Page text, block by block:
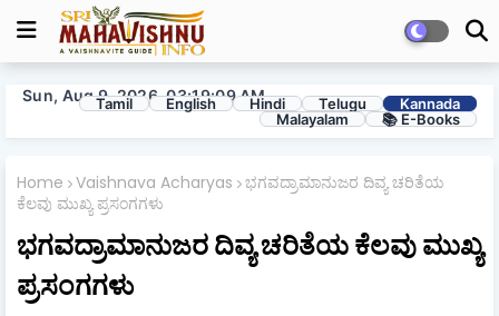
Sun, Aug 9, 2026, 03:19:11 AM
Tamil English Hindi Telugu
Kannada
Malayalam
📚 E-Books
Home Vaishnava Acharyas ಭಗವದ್ರಾಮಾನುಜರ ದಿವ್ಯ ಚರಿತೆಯ
ಕೆಲವು ಮುಖ್ಯ ಪ್ರಸಂಗಗಳು
ಭಗವದ್ರಾಮಾನುಜರ ದಿವ್ಯ ಚರಿತೆಯ ಕೆಲವು ಮುಖ್ಯ
ಪ್ರಸಂಗಗಳು